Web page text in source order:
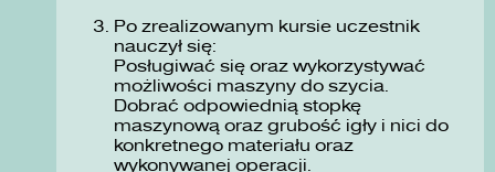
Po zrealizowanym kursie uczestnik
nauczył się:
Posługiwać się oraz wykorzystywać
możliwości maszyny do szycia.
Dobrać odpowiednią stopkę
maszynową oraz grubość igły i nici do
konkretnego materiału oraz
wykonywanej operacji.